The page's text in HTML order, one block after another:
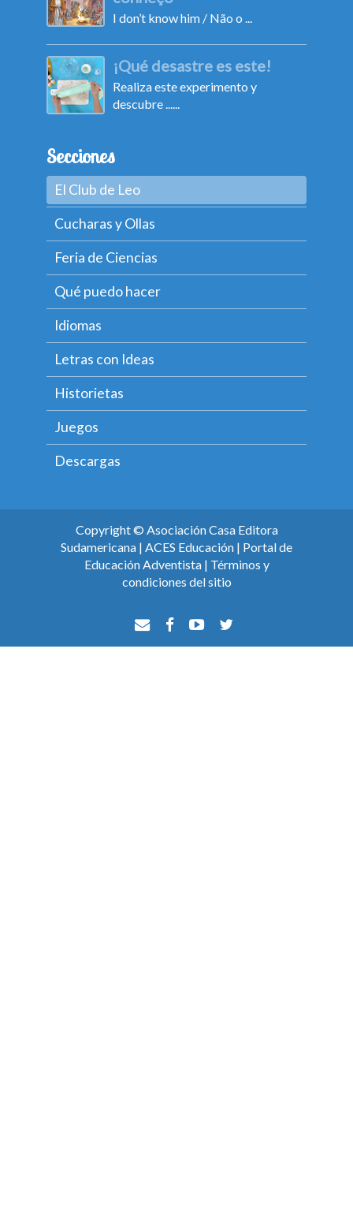
I don’t know him / Não o ...
¡Qué desastre es este!
Realiza este experimento y
descubre ......
Secciones
El Club de Leo
Cucharas y Ollas
Feria de Ciencias
Qué puedo hacer
Idiomas
Letras con Ideas
Historietas
Juegos
Descargas
Copyright © Asociación Casa Editora
Sudamericana | ACES Educación | Portal de
Educación Adventista| Términos y
condiciones del sitio